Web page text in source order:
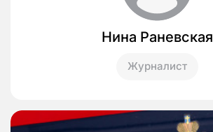
Нина Раневская
Журналист